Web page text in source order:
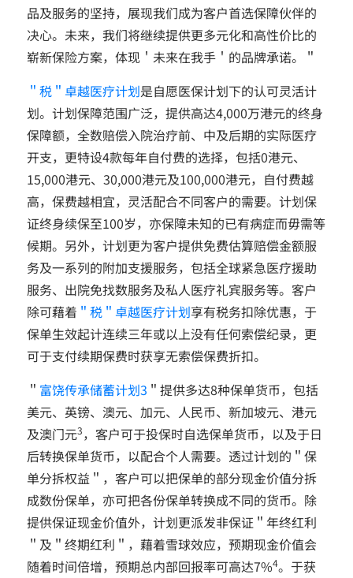
品及服务的坚持，展现我们成为客户首选保障伙伴的
决心。未来，我们将继续提供更多元化和高性价比的
崭新保险方案，体现＇未来在我手＇的品牌承诺。＂
＂税＂卓越医疗计划是自愿医保计划下的认可灵活计
划。计划保障范围广泛，提供高达4,000万港元的终身
保障额，全数赔偿入院治疗前、中及后期的实际医疗
开支，更特设4款每年自付费的选择，包括0港元、
15,000港元、30,000港元及100,000港元，自付费越
高，保费越相宜，灵活配合不同客户的需要。计划保
证终身续保至100岁，亦保障未知的已有病症而毋需等
候期。另外，计划更为客户提供免费估算赔偿金额服
务及一系列的附加支援服务，包括全球紧急医疗援助
服务、出院免找数服务及私人医疗礼宾服务等。客户
除可藉着 ＂税＂卓越医疗计划享有税务扣除优惠，于
保单生效起计连续三年或以上没有任何索偿纪录，更
可于支付续期保费时获享无索偿保费折扣。
＂ 富饶传承储蓄计划3 ＂提供多达8种保单货币，包括
美元、英镑、澳元、加元、人民币、新加坡元、港元
及澳门元3，客户可于投保时自选保单货币，以及于日
后转换保单货币，以配合个人需要。透过计划的＂保
单分拆权益＂，客户可以把保单的部分现金价值分拆
成数份保单，亦可把各份保单转换成不同的货币。除
提供保证现金价值外，计划更派发非保证＂年终红利
＂及＂终期红利＂，藉着雪球效应，预期现金价值会
随着时间倍增，预期总内部回报率可高达7%4。于获